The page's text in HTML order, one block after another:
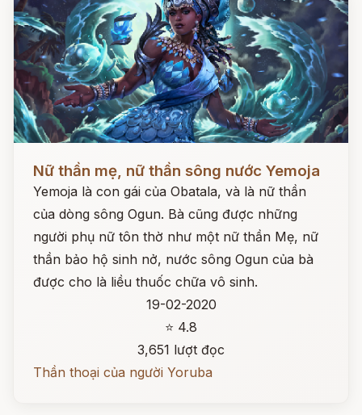
Nữ thần mẹ, nữ thần sông nước Yemoja
Yemoja là con gái của Obatala, và là nữ thần
của dòng sông Ogun. Bà cũng được những
người phụ nữ tôn thờ như một nữ thần Mẹ, nữ
thần bảo hộ sinh nở, nước sông Ogun của bà
được cho là liều thuốc chữa vô sinh.
19-02-2020
⭐ 4.8
3,651 lượt đọc
Thần thoại của người Yoruba